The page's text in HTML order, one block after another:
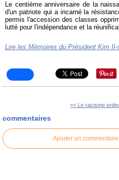
Le centième anniversaire de la
d'un patriote qui a incarné la
permis l'accession des classes
lutté pour l'indépendance et la
Lire les Mémoires du Président Kim Il-
<< Le racisme
commentaires
Ajouter un commentaire